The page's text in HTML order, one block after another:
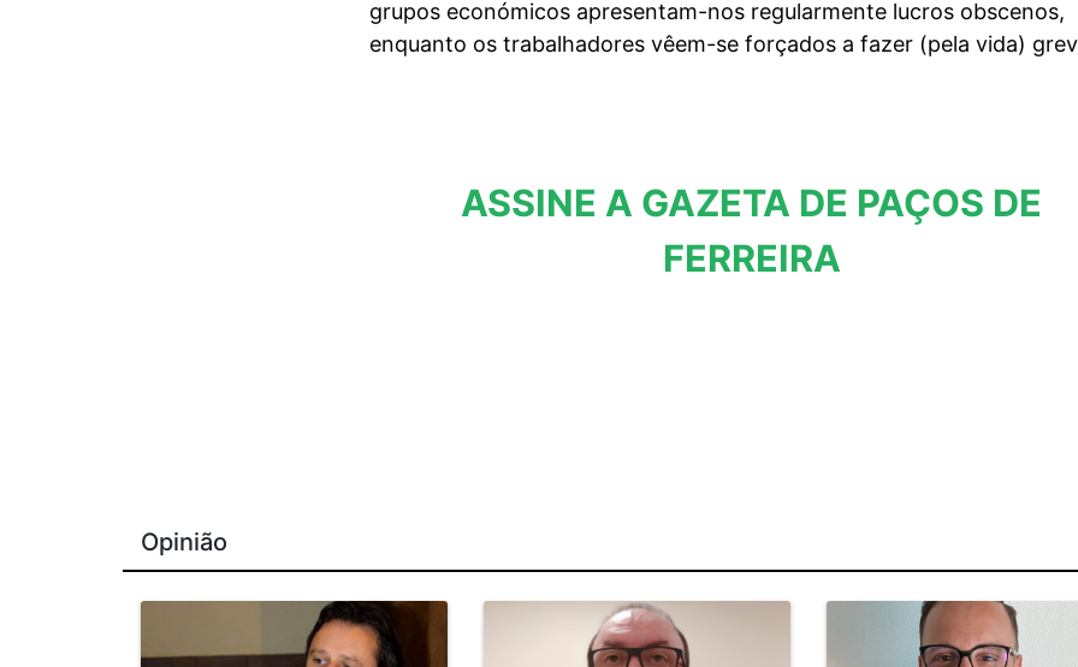
grupos económicos apresentam-nos regularmente lucros obscenos,
enquanto os trabalhadores vêem-se forçados a fazer (pela vida)
ASSINE A GAZETA DE PAÇOS DE
FERREIRA
Opinião